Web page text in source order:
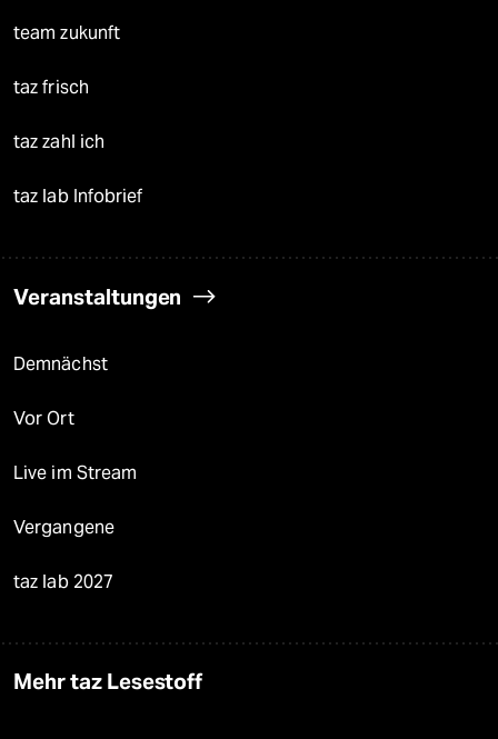
team zukunft
taz frisch
taz zahl ich
taz lab Infobrief
Veranstaltungen
Demnächst
Vor Ort
Live im Stream
Vergangene
taz lab 2027
Mehr taz Lesestoff